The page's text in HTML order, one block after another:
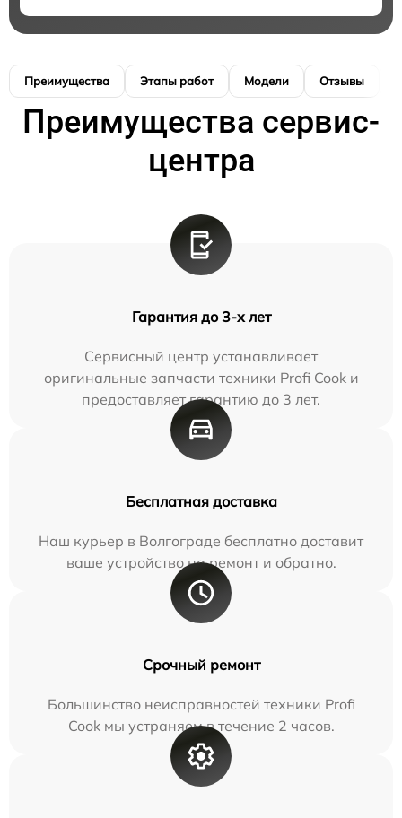
Преимущества Этапы работ Модели Отзывы
Преимущества сервис-
центра
Гарантия до 3-х лет
Сервисный центр устанавливает
оригинальные запчасти техники Profi Cook и
предоставляет гарантию до 3 лет.
Бесплатная доставка
Наш курьер в Волгограде бесплатно доставит
ваше устройство на ремонт и обратно.
Срочный ремонт
Большинство неисправностей техники Profi
Cook мы устраняем в течение 2 часов.